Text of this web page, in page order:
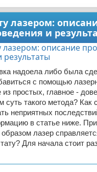
лазером:
и
надоела либо была
с помощью
из простых, главное -
суть такого метода? Как
неприятных
в статье ниже.
лазер
Для начала стоит